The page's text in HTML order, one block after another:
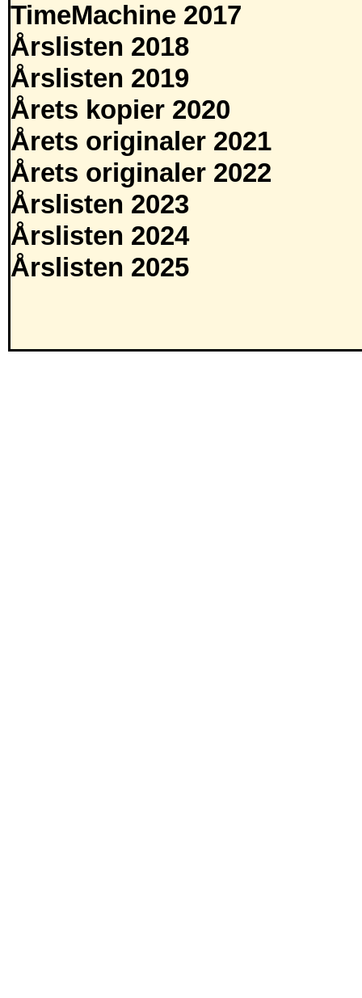
TimeMachine 2017
Årslisten 2018
Årslisten 2019
Årets kopier 2020
Årets originaler 2021
Årets originaler 2022
Årslisten 2023
Årslisten 2024
Årslisten 2025